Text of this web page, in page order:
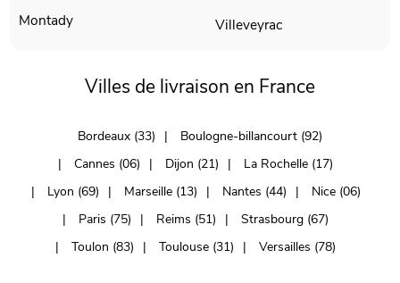
Montady
Villeveyrac
Villes de livraison en France
Bordeaux (33)
Boulogne-billancourt (92)
Cannes (06)
Dijon (21)
La Rochelle (17)
Lyon (69)
Marseille (13) Nantes (44)
Nice (06)
Paris (75)
Reims (51)
Strasbourg (67)
Toulon (83)
Toulouse (31) Versailles (78)